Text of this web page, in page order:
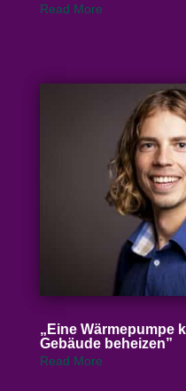
Read More
„ Eine Wärme­pumpe
Gebäude beheizen”
Read More